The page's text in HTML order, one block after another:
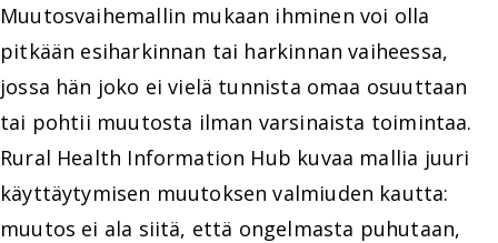
Muutosvaihemallin mukaan ihminen voi olla
pitkään esiharkinnan tai harkinnan vaiheessa,
jossa hän joko ei vielä tunnista omaa osuuttaan
tai pohtii muutosta ilman varsinaista toimintaa.
Rural Health Information Hub kuvaa mallia juuri
käyttäytymisen muutoksen valmiuden kautta:
muutos ei ala siitä, että ongelmasta puhutaan,